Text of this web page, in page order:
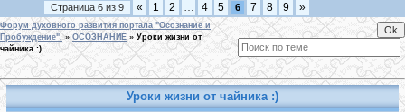
Страница 6 из 9 « 1 2 … 4 5 6 7 8 9 »
Форум духовного развития портала "Осознание и
Пробуждение". » ОСОЗНАНИЕ » Уроки жизни от
чайника :)
Уроки жизни от чайника :)